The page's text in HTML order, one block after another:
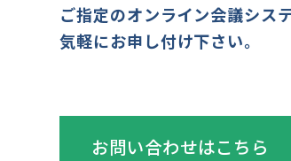
ご指定のオンライン会議シス
気軽にお申し付け下さい。
お問い合わせはこちら